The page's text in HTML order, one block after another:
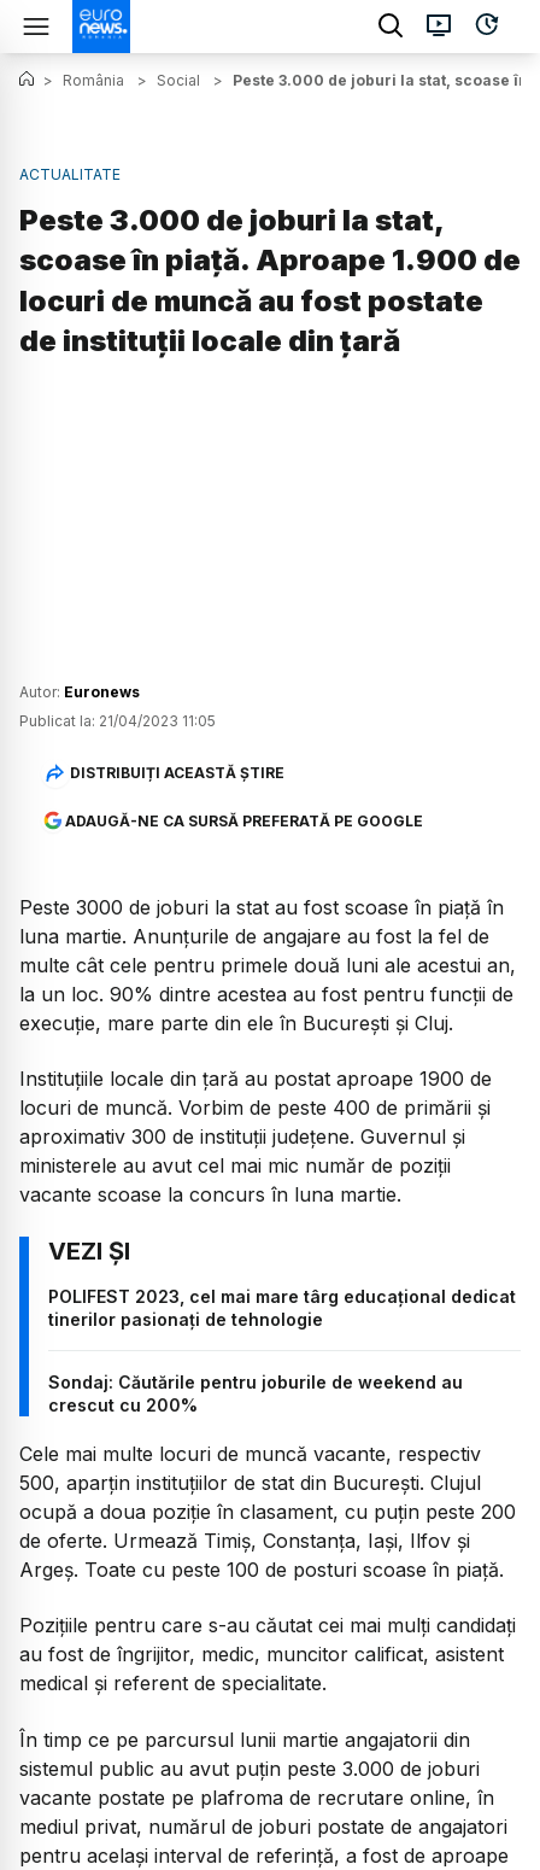
> România > Social > Peste 3.000 de joburi la stat, scoase în
ACTUALITATE
Peste 3.000 de joburi la stat,
scoase în piață. Aproape 1.900 de
locuri de muncă au fost postate
de instituţii locale din țară
Autor: Euronews
Publicat la: 21/04/2023 11:05
DISTRIBUIȚI ACEASTĂ ȘTIRE
ADAUGĂ-NE CA SURSĂ PREFERATĂ PE GOOGLE
Peste 3000 de joburi la stat au fost scoase în piață în
luna martie. Anunțurile de angajare au fost la fel de
multe cât cele pentru primele două luni ale acestui an,
la un loc. 90% dintre acestea au fost pentru funcții de
execuție, mare parte din ele în București și Cluj.
Instituțiile locale din țară au postat aproape 1900 de
locuri de muncă. Vorbim de peste 400 de primării și
aproximativ 300 de instituții județene. Guvernul și
ministerele au avut cel mai mic număr de poziții
vacante scoase la concurs în luna martie.
POLIFEST 2023, cel mai mare târg educațional dedicat
tinerilor pasionați de tehnologie
Sondaj: Căutările pentru joburile de weekend au
crescut cu 200%
Cele mai multe locuri de muncă vacante, respectiv
500, aparțin instituțiilor de stat din București. Clujul
ocupă a doua poziție în clasament, cu puțin peste 200
de oferte. Urmează Timiș, Constanța, Iași, Ilfov și
Argeș. Toate cu peste 100 de posturi scoase în piață.
Pozițiile pentru care s-au căutat cei mai mulți candidați
au fost de îngrijitor, medic, muncitor calificat, asistent
medical și referent de specialitate.
În timp ce pe parcursul lunii martie angajatorii din
sistemul public au avut puțin peste 3.000 de joburi
vacante postate pe plafroma de recrutare online, în
mediul privat, numărul de joburi postate de angajatori
pentru același interval de referință, a fost de aproape